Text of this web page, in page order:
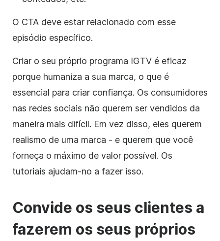
O CTA deve estar relacionado com esse
episódio específico.
Criar o seu próprio programa IGTV é eficaz
porque humaniza a sua marca, o que é
essencial para criar confiança. Os consumidores
nas redes sociais não querem ser vendidos da
maneira mais difícil. Em vez disso, eles querem
realismo de uma marca - e querem que você
forneça o máximo de valor possível. Os
tutoriais ajudam-no a fazer isso.
Convide os seus clientes a
fazerem os seus próprios